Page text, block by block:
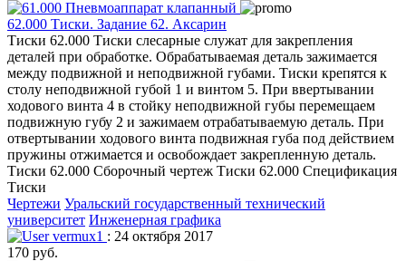
62.000 Тиски. Задание 62. Аксарин
Тиски 62.000 Тиски слесарные служат для закрепления
деталей при обработке. Обрабатываемая деталь зажимается
между подвижной и неподвижной губами. Тиски крепятся к
столу неподвижной губой 1 и винтом 5. При ввертывании
ходового винта 4 в стойку неподвижной губы перемещаем
подвижную губу 2 и зажимаем отрабатываемую деталь. При
отвертывании ходового винта подвижная губа под действием
пружины отжимается и освобождает закрепленную деталь.
Тиски 62.000 Сборочный чертеж Тиски 62.000 Спецификация
Тиски
Чертежи Уральский государственный технический
университет Инженерная графика
vermux1 : 24 октября 2017
170 руб.